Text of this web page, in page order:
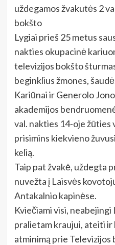
uždegamos žvakutės 2
bokšto
Lygiai prieš 25 metus
nakties okupacinė
televizijos bokšto
beginklius žmones,
Kariūnai ir Generolo
akademijos
val. nakties 14-oje žūties
prisimins kiekvieno
kelią.
Taip pat žvakė, uždegta
nuvežta į Laisvės
Antakalnio kapinėse.
Kviečiami visi,
pralietam kraujui, ateiti
atminimą prie